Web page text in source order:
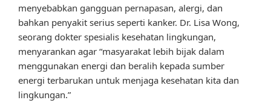
menyebabkan gangguan pernapasan, alergi, dan
bahkan penyakit serius seperti kanker. Dr. Lisa Wong,
seorang dokter spesialis kesehatan lingkungan,
menyarankan agar “masyarakat lebih bijak dalam
menggunakan energi dan beralih kepada sumber
energi terbarukan untuk menjaga kesehatan kita dan
lingkungan.”